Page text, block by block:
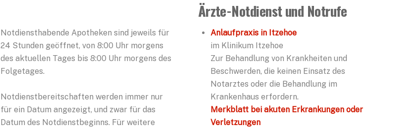
Notdiensthabende Apotheken sind jeweils für
24 Stunden geöffnet, von 8:00 Uhr morgens
des aktuellen Tages bis 8:00 Uhr morgens des
Folgetages.
Notdienstbereitschaften werden immer nur
für ein Datum angezeigt, und zwar für das
Datum des Notdienstbeginns. Für weitere
Ärzte-Notdienst und Notrufe
Anlaufpraxis in Itzehoe
im Klinikum Itzehoe
Zur Behandlung von Krankheiten und
Beschwerden, die keinen Einsatz des
Notarztes oder die Behandlung im
Krankenhaus erfordern.
Merkblatt bei akuten Erkrankungen oder
Verletzungen